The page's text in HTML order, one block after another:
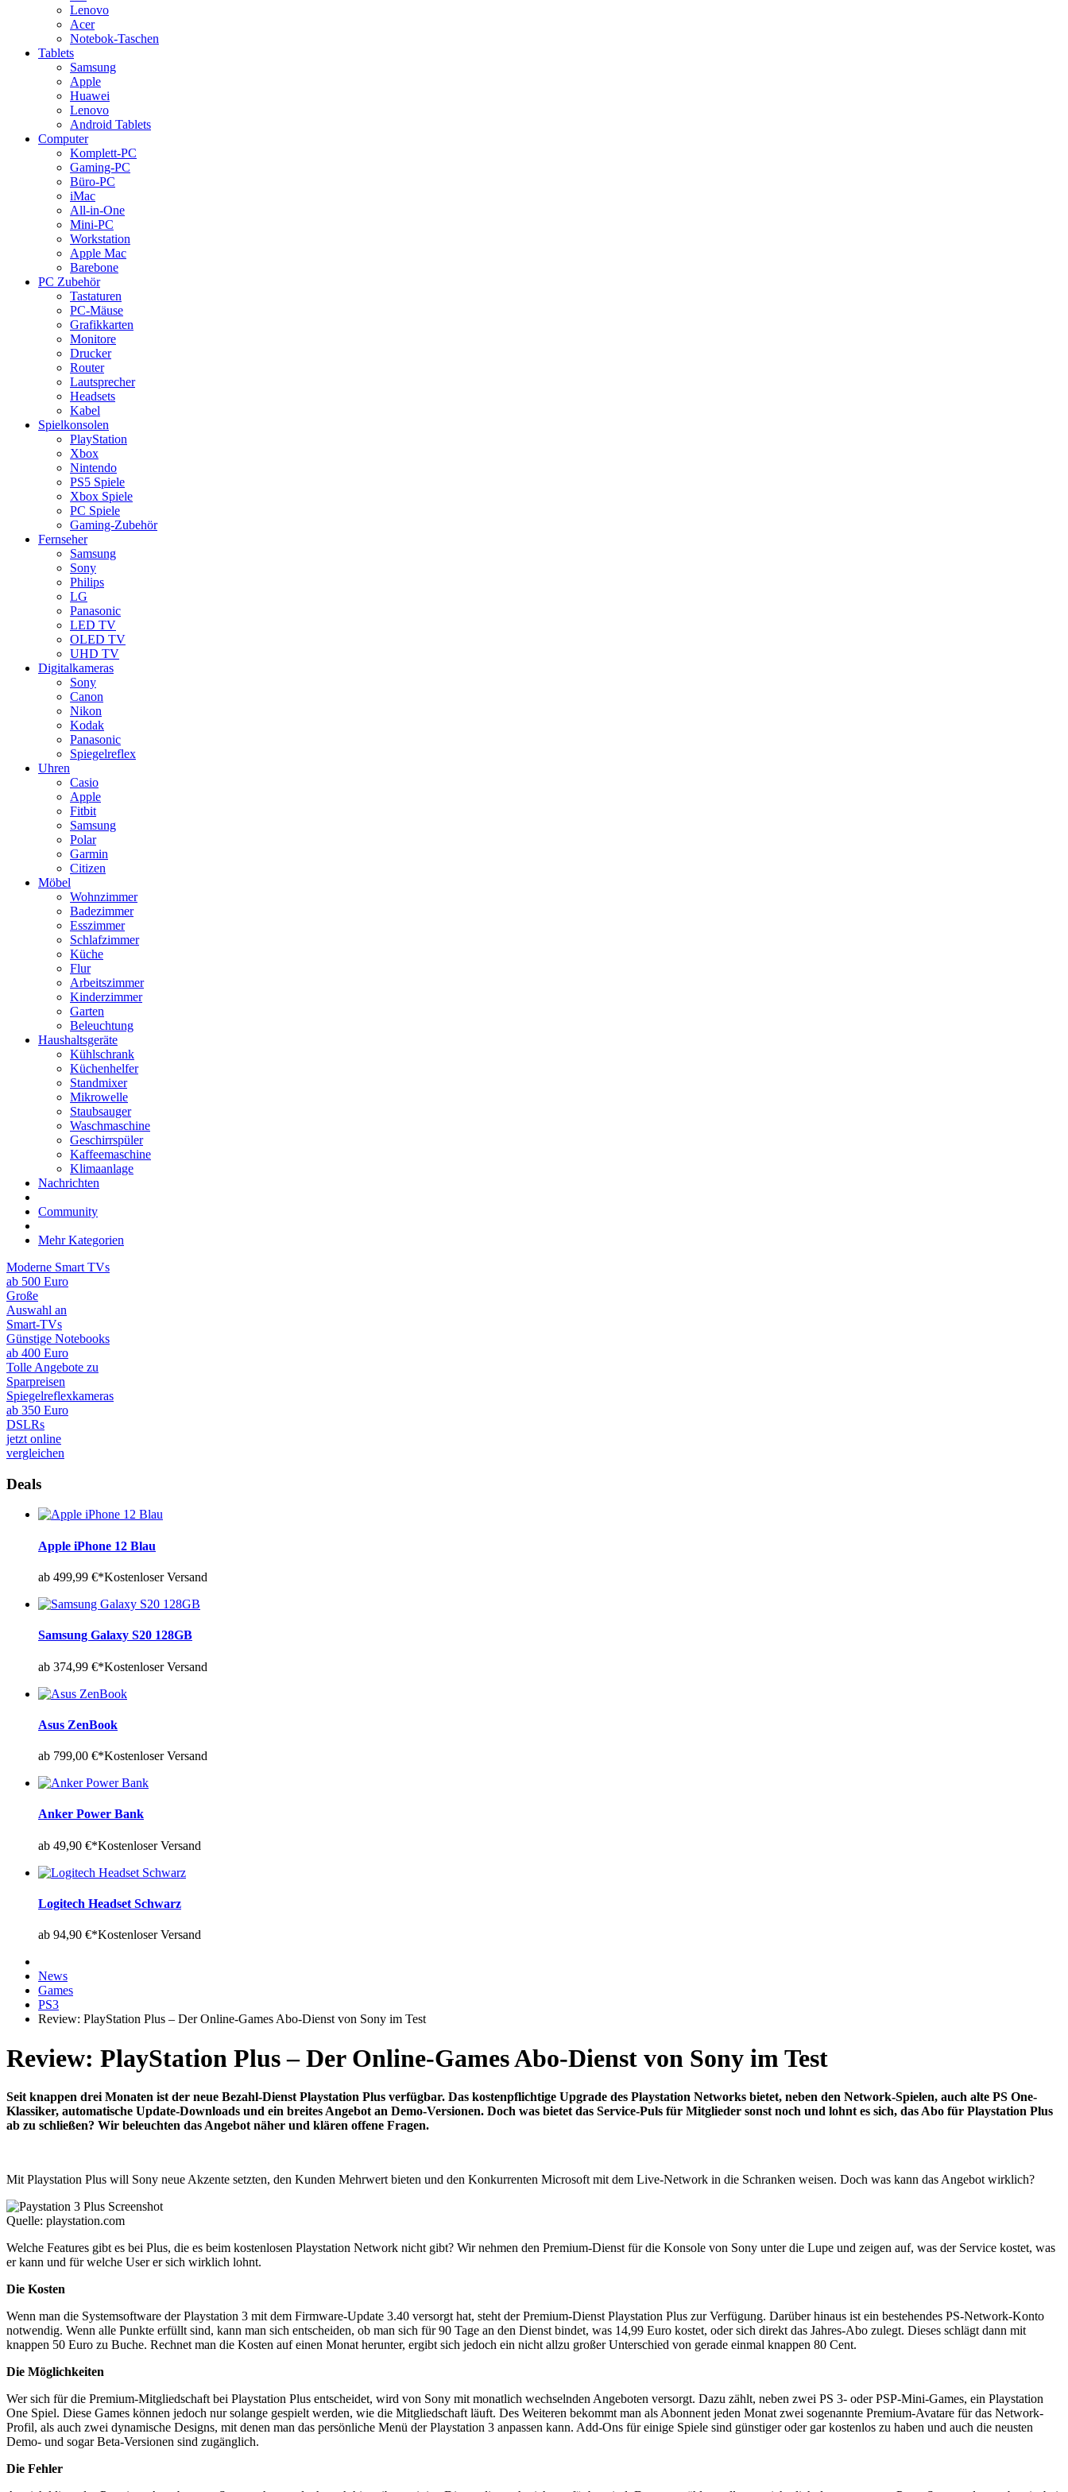
Lenovo
Acer
Notebok-Taschen
Tablets
Samsung
Apple
Huawei
Lenovo
Android Tablets
Computer
Komplett-PC
Gaming-PC
Büro-PC
iMac
All-in-One
Mini-PC
Workstation
Apple Mac
Barebone
PC Zubehör
Tastaturen
PC-Mäuse
Grafikkarten
Monitore
Drucker
Router
Lautsprecher
Headsets
Kabel
Spielkonsolen
PlayStation
Xbox
Nintendo
PS5 Spiele
Xbox Spiele
PC Spiele
Gaming-Zubehör
Fernseher
Samsung
Sony
Philips
LG
Panasonic
LED TV
OLED TV
UHD TV
Digitalkameras
Sony
Canon
Nikon
Kodak
Panasonic
Spiegelreflex
Uhren
Casio
Apple
Fitbit
Samsung
Polar
Garmin
Citizen
Möbel
Wohnzimmer
Badezimmer
Esszimmer
Schlafzimmer
Küche
Flur
Arbeitszimmer
Kinderzimmer
Garten
Beleuchtung
Haushaltsgeräte
Kühlschrank
Küchenhelfer
Standmixer
Mikrowelle
Staubsauger
Waschmaschine
Geschirrspüler
Kaffeemaschine
Klimaanlage
Nachrichten
Community
Mehr Kategorien
Moderne Smart TVs
ab 500 Euro
Große
Auswahl an
Smart-TVs
Günstige Notebooks
ab 400 Euro
Tolle Angebote zu
Sparpreisen
Spiegelreflexkameras
ab 350 Euro
DSLRs
jetzt online
vergleichen
Deals
Apple iPhone 12 Blau
ab 499,99 €*Kostenloser Versand
Samsung Galaxy S20 128GB
ab 374,99 €*Kostenloser Versand
Asus ZenBook
ab 799,00 €*Kostenloser Versand
Anker Power Bank
ab 49,90 €*Kostenloser Versand
Logitech Headset Schwarz
ab 94,90 €*Kostenloser Versand
News
Games
PS3
Review: PlayStation Plus – Der Online-Games Abo-Dienst von Sony im Test
Review: PlayStation Plus – Der Online-Games Abo-Dienst von Sony im Test
Seit knappen drei Monaten ist der neue Bezahl-Dienst Playstation Plus verfügbar. Das kostenpflichtige Upgrade des Playstation Networks bietet, neben den Network-Spielen, auch alte PS One-
Klassiker, automatische Update-Downloads und ein breites Angebot an Demo-Versionen. Doch was bietet das Service-Puls für Mitglieder sonst noch und lohnt es sich, das Abo für Playstation Plus
ab zu schließen? Wir beleuchten das Angebot näher und klären offene Fragen.
Mit Playstation Plus will Sony neue Akzente setzten, den Kunden Mehrwert bieten und den Konkurrenten Microsoft mit dem Live-Network in die Schranken weisen. Doch was kann das Angebot wirklich?
Quelle: playstation.com
Welche Features gibt es bei Plus, die es beim kostenlosen Playstation Network nicht gibt? Wir nehmen den Premium-Dienst für die Konsole von Sony unter die Lupe und zeigen auf, was der Service kostet, was
er kann und für welche User er sich wirklich lohnt.
Die Kosten
Wenn man die Systemsoftware der Playstation 3 mit dem Firmware-Update 3.40 versorgt hat, steht der Premium-Dienst Playstation Plus zur Verfügung. Darüber hinaus ist ein bestehendes PS-Network-Konto
notwendig. Wenn alle Punkte erfüllt sind, kann man sich entscheiden, ob man sich für 90 Tage an den Dienst bindet, was 14,99 Euro kostet, oder sich direkt das Jahres-Abo zulegt. Dieses schlägt dann mit
knappen 50 Euro zu Buche. Rechnet man die Kosten auf einen Monat herunter, ergibt sich jedoch ein nicht allzu großer Unterschied von gerade einmal knappen 80 Cent.
Die Möglichkeiten
Wer sich für die Premium-Mitgliedschaft bei Playstation Plus entscheidet, wird von Sony mit monatlich wechselnden Angeboten versorgt. Dazu zählt, neben zwei PS 3- oder PSP-Mini-Games, ein Playstation
One Spiel. Diese Games können jedoch nur solange gespielt werden, wie die Mitgliedschaft läuft. Des Weiteren bekommt man als Abonnent jeden Monat zwei sogenannte Premium-Avatare für das Network-
Profil, als auch zwei dynamische Designs, mit denen man das persönliche Menü der Playstation 3 anpassen kann. Add-Ons für einige Spiele sind günstiger oder gar kostenlos zu haben und auch die neusten
Demo- und sogar Beta-Versionen sind zugänglich.
Die Fehler